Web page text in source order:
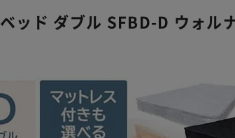
ッド ダブル SFBD-D ウォル